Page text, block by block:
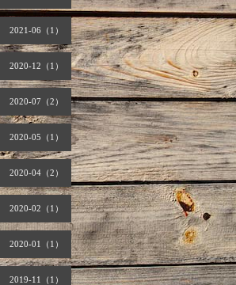
2021-06（1）
2020-12（1）
2020-07（2）
2020-05（1）
2020-04（2）
2020-02（1）
2020-01（1）
2019-11（1）